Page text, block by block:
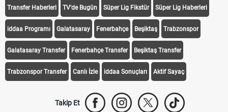
Transfer Haberleri TV'de Bugün Süper Lig Fikstür Süper Lig Haberleri
iddaa Programı Galatasaray Fenerbahçe Beşiktaş Trabzonspor
Galatasaray Transfer Fenerbahçe Transfer Beşiktaş Transfer
Trabzonspor Transfer Canlı İzle iddaa Sonuçları Aktif Sayaç
Takip Et